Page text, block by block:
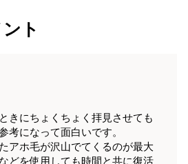
ト
きにちょくちょく拝見させても
考になって面白いです。
アホ毛が沢山でてくるのが最大
どを使用しても時間と共に復活